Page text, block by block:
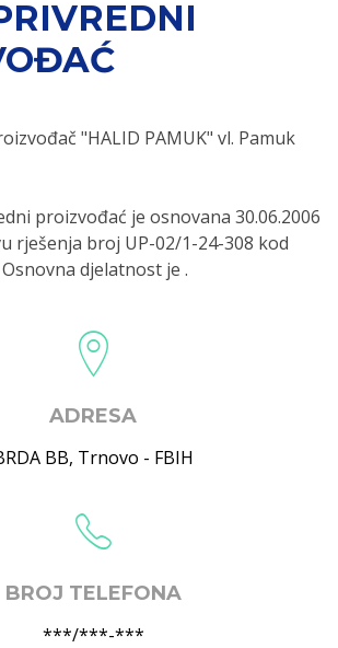
"HALID PAMUK" vl. Pamuk
proizvođać je osnovana 30.06.2006
rješenja broj UP-02/1-24-308 kod
djelatnost je .
ADRESA
BB, Trnovo - FBIH
BROJ TELEFONA
***/***-***